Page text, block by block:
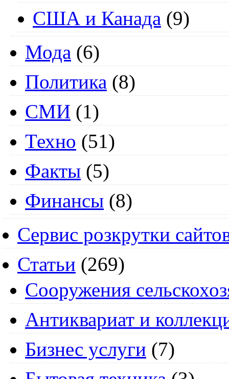
США и Канада (9)
Мода (6)
Политика (8)
СМИ (1)
Техно (51)
Факты (5)
Финансы (8)
Сервис розкрутки
Статьи (269)
Cооружения
Антиквариат и
Бизнес услуги (7)